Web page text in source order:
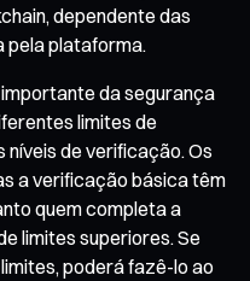
dependente das
pela plataforma.
da segurança
limites de
de verificação. Os
a verificação básica têm
quem completa a
limites superiores. Se
poderá fazê-lo ao